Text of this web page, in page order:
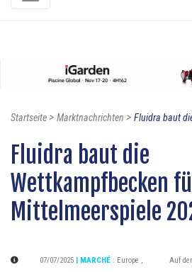
Startseite> Marktnachrichten > Fluidra baut
Fluidra baut die
Wettkampfbecken
Mittelmeerspiele
07/07/2025 | MARCHÉ : Europe ,
Auf